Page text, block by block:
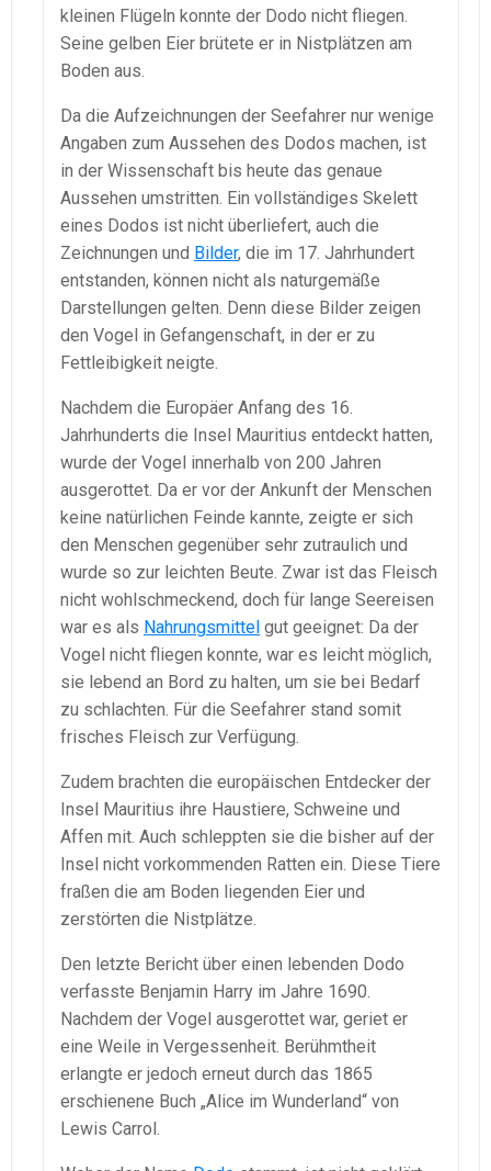
kleinen Flügeln konnte der Dodo nicht fliegen.
Seine gelben Eier brütete er in Nistplätzen am
Boden aus.
Da die Aufzeichnungen der Seefahrer nur wenige
Angaben zum Aussehen des Dodos machen, ist
in der Wissenschaft bis heute das genaue
Aussehen umstritten. Ein vollständiges Skelett
eines Dodos ist nicht überliefert, auch die
Zeichnungen und Bilder, die im 17. Jahrhundert
entstanden, können nicht als naturgemäße
Darstellungen gelten. Denn diese Bilder zeigen
den Vogel in Gefangenschaft, in der er zu
Fettleibigkeit neigte.
Nachdem die Europäer Anfang des 16.
Jahrhunderts die Insel Mauritius entdeckt hatten,
wurde der Vogel innerhalb von 200 Jahren
ausgerottet. Da er vor der Ankunft der Menschen
keine natürlichen Feinde kannte, zeigte er sich
den Menschen gegenüber sehr zutraulich und
wurde so zur leichten Beute. Zwar ist das Fleisch
nicht wohlschmeckend, doch für lange Seereisen
war es als Nahrungsmittel gut geeignet: Da der
Vogel nicht fliegen konnte, war es leicht möglich,
sie lebend an Bord zu halten, um sie bei Bedarf
zu schlachten. Für die Seefahrer stand somit
frisches Fleisch zur Verfügung.
Zudem brachten die europäischen Entdecker der
Insel Mauritius ihre Haustiere, Schweine und
Affen mit. Auch schleppten sie die bisher auf der
Insel nicht vorkommenden Ratten ein. Diese Tiere
fraßen die am Boden liegenden Eier und
zerstörten die Nistplätze.
Den letzte Bericht über einen lebenden Dodo
verfasste Benjamin Harry im Jahre 1690.
Nachdem der Vogel ausgerottet war, geriet er
eine Weile in Vergessenheit. Berühmtheit
erlangte er jedoch erneut durch das 1865
erschienene Buch „Alice im Wunderland“ von
Lewis Carrol.